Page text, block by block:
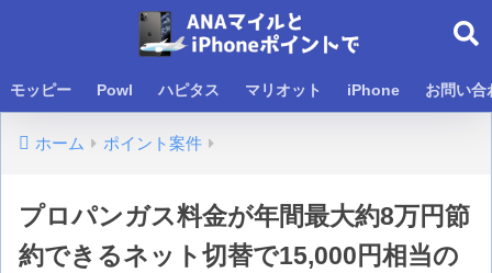
モッピー Powl ハピタス マリオット iPhone お問い合
ホーム ポイント案件
プロパンガス料金が年間最大約8万円節
約できるネット切替で15,000円相当の